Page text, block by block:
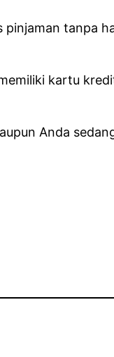
tanpa
kartu
Anda